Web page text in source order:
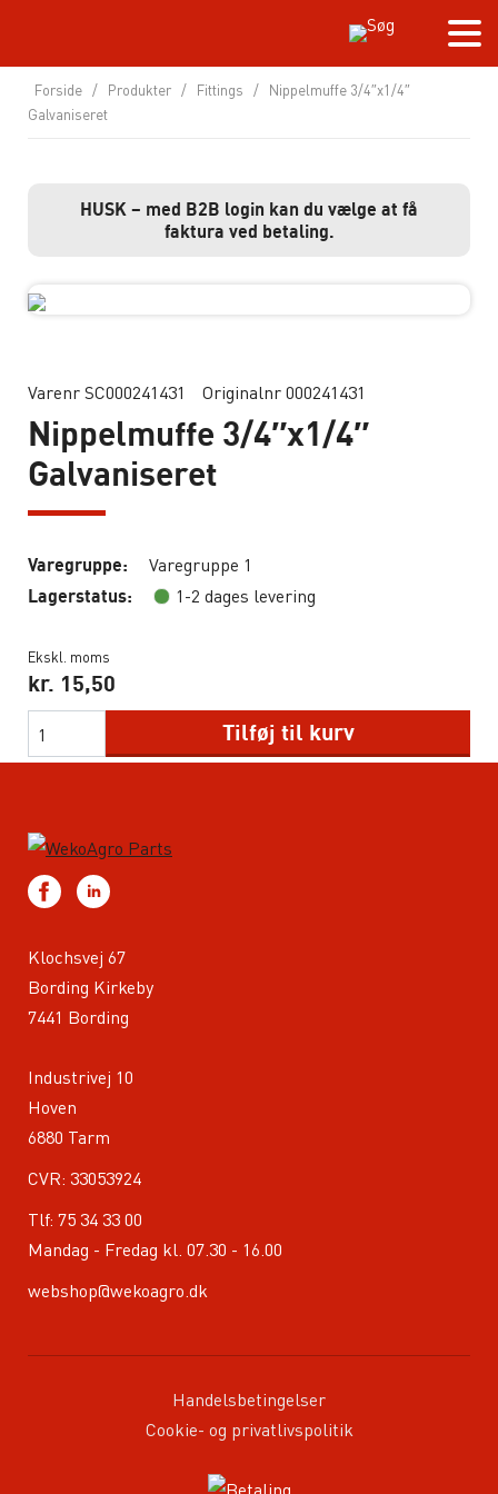
Forside / Produkter / Fittings / Nippelmuffe 3/4″x1/4″
Galvaniseret
HUSK – med B2B login kan du vælge at få
faktura ved betaling.
Varenr SC000241431 Originalnr 000241431
Nippelmuffe 3/4″x1/4″
Galvaniseret
Varegruppe: Varegruppe 1
Lagerstatus: 1-2 dages levering
Ekskl. moms
kr. 15,50
Tilføj til kurv
Klochsvej 67
Bording Kirkeby
7441 Bording
Industrivej 10
Hoven
6880 Tarm
CVR: 33053924
Tlf: 75 34 33 00
Mandag - Fredag kl. 07.30 - 16.00
webshop@wekoagro.dk
Handelsbetingelser
Cookie- og privatlivspolitik